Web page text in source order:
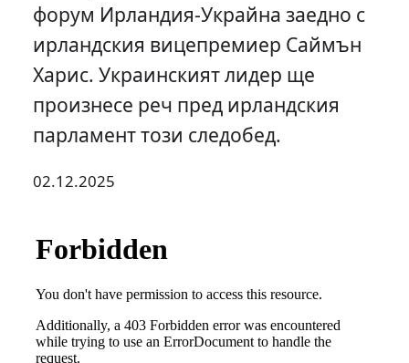
форум Ирландия-Украйна заедно с
ирландския вицепремиер Саймън
Харис. Украинският лидер ще
произнесе реч пред ирландския
парламент този следобед.
02.12.2025